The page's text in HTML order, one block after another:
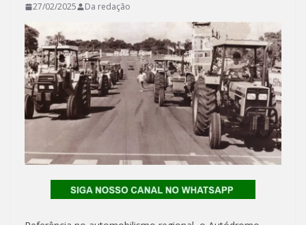
27/02/2025 Da redação